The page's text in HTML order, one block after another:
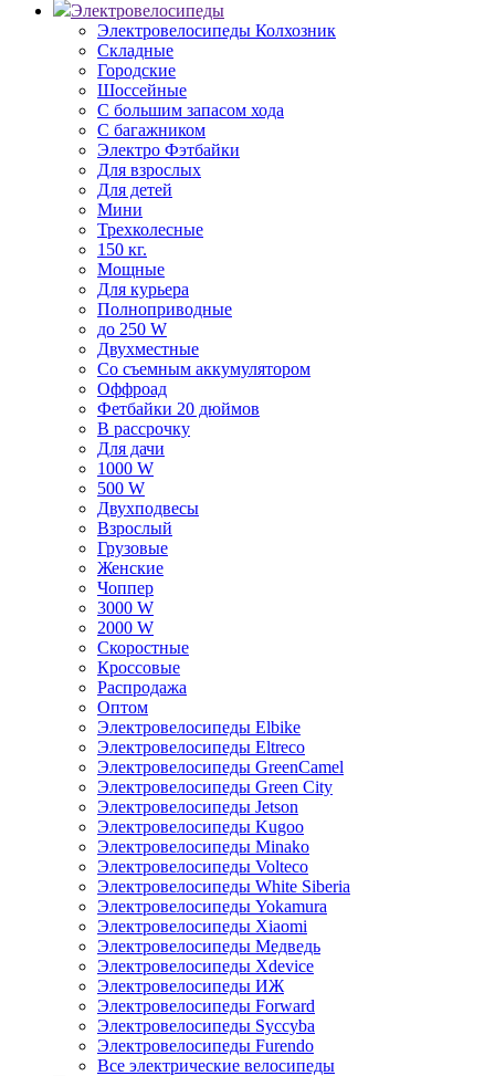
Электровелосипеды
Электровелосипеды Колхозник
Складные
Городские
Шоссейные
С большим запасом хода
С багажником
Электро Фэтбайки
Для взрослых
Для детей
Мини
Трехколесные
150 кг.
Мощные
Для курьера
Полноприводные
до 250 W
Двухместные
Со съемным аккумулятором
Оффроад
Фетбайки 20 дюймов
В рассрочку
Для дачи
1000 W
500 W
Двухподвесы
Взрослый
Грузовые
Женские
Чоппер
3000 W
2000 W
Скоростные
Кроссовые
Распродажа
Оптом
Электровелосипеды Elbike
Электровелосипеды Eltreco
Электровелосипеды GreenCamel
Электровелосипеды Green City
Электровелосипеды Jetson
Электровелосипеды Kugoo
Электровелосипеды Minako
Электровелосипеды Volteco
Электровелосипеды White Siberia
Электровелосипеды Yokamura
Электровелосипеды Xiaomi
Электровелосипеды Медведь
Электровелосипеды Xdevice
Электровелосипеды ИЖ
Электровелосипеды Forward
Электровелосипеды Syccyba
Электровелосипеды Furendo
Все электрические велосипеды